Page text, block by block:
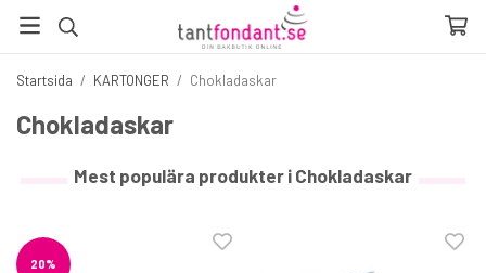
Startsida / KARTONGER / Chokladaskar
Chokladaskar
Mest populära produkter i Chokladaskar
20%